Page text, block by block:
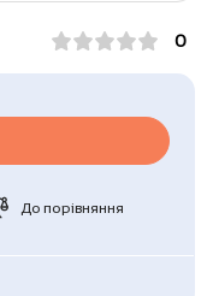
0
До порівняння